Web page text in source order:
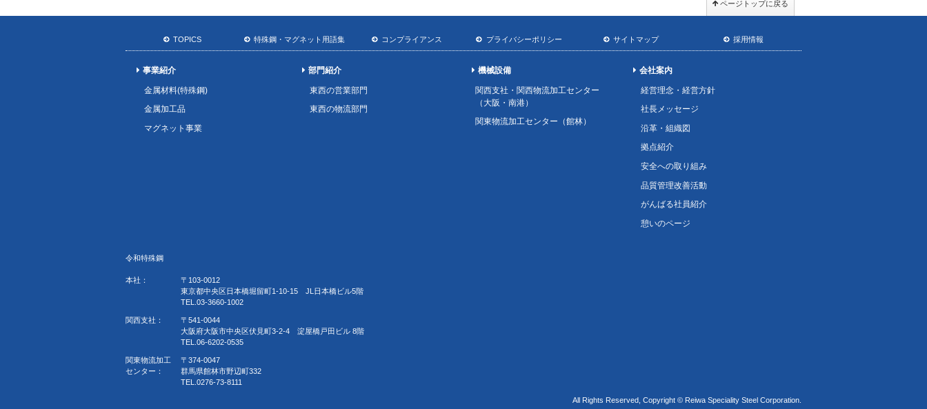
ページトップに戻る
TOPICS 特殊鋼・マグネット用語集 コンプライアンス プライバシーポリシー サイトマップ 採用情報
事業紹介
金属材料(特殊鋼)
金属加工品
マグネット事業
部門紹介
東西の営業部門
東西の物流部門
機械設備
関西支社・関西物流加工センター
（大阪・南港）
関東物流加工センター（館林）
会社案内
経営理念・経営方針
社長メッセージ
沿革・組織図
拠点紹介
安全への取り組み
品質管理改善活動
がんばる社員紹介
憩いのページ
令和特殊鋼
本社：
〒103-0012
東京都中央区日本橋堀留町1-10-15 JL日本橋ビル5階
TEL.03-3660-1002
関西支社：
〒541-0044
大阪府大阪市中央区伏見町3-2-4 淀屋橋戸田ビル 8階
TEL.06-6202-0535
関東物流加工
センター：
〒374-0047
群馬県館林市野辺町332
TEL.0276-73-8111
All Rights Reserved, Copyright © Reiwa Speciality Steel Corporation.